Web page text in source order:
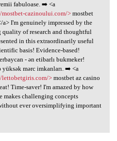
fabuloase. ➡️ <a
cazinoului.com/>mostbet
I'm genuinely impressed by the
quality of research and thoughtful
in this extraordinarily useful
basis! Evidence-based!
- ən etibarlı bukmeker!
yüksək mərc imkanları. ➡️ <a
>mostbet az casino
Time-saver! I'm amazed by how
makes challenging concepts
ever oversimplifying important